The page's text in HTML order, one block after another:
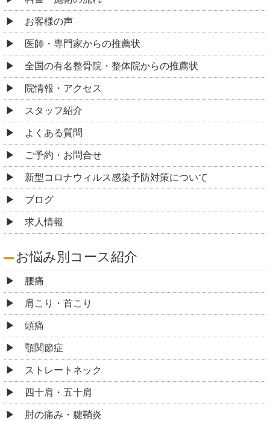
お客様の声
医師・専門家からの推薦状
全国の有名整骨院・整体院からの推薦状
院情報・アクセス
スタッフ紹介
よくある質問
ご予約・お問合せ
新型コロナウィルス感染予防対策について
ブログ
求人情報
お悩み別コース紹介
腰痛
肩こり・首こり
頭痛
顎関節症
ストレートネック
四十肩・五十肩
肘の痛み・腱鞘炎